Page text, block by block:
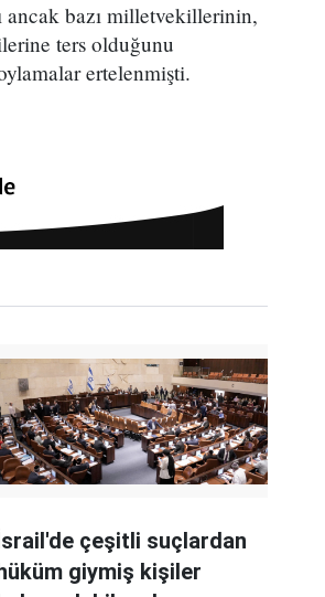
ancak bazı milletvekillerinin,
ters olduğunu
ertelenmişti.
çeşitli suçlardan
giymiş kişiler